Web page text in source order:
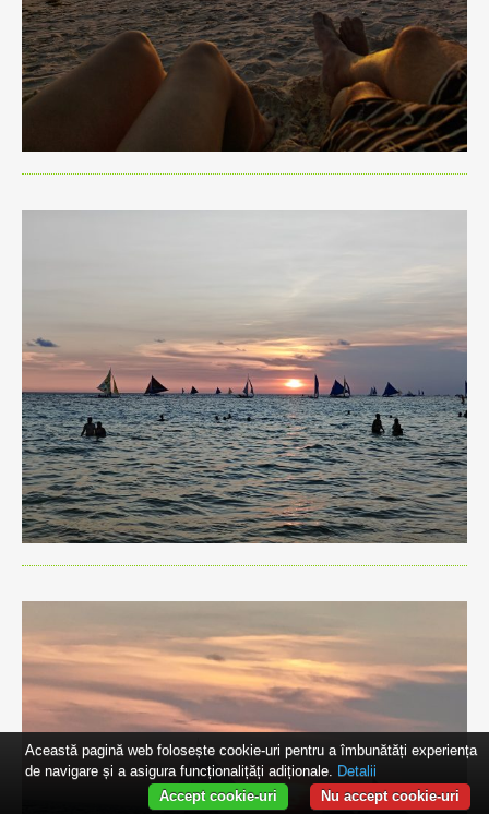
Această pagină web folosește cookie-uri pentru a îmbunătăți experiența
de navigare și a asigura funcționalițăți adiționale. Detalii
Nu accept cookie-uri
Accept cookie-uri